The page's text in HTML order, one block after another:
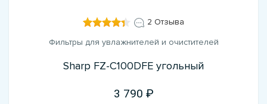
2 Отзыва
Фильтры для увлажнителей и очистителей
Sharp FZ-C100DFE угольный
3 790